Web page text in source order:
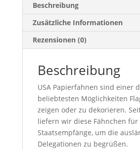
Beschreibung
Zusätzliche Informationen
Rezensionen (0)
Beschreibung
USA Papierfahnen sind einer
beliebtesten Möglichkeiten
zeigen oder zu dekorieren.
liefern wir diese Fähnchen für
Staatsempfänge, um die
Delegationen zu begrüßen.